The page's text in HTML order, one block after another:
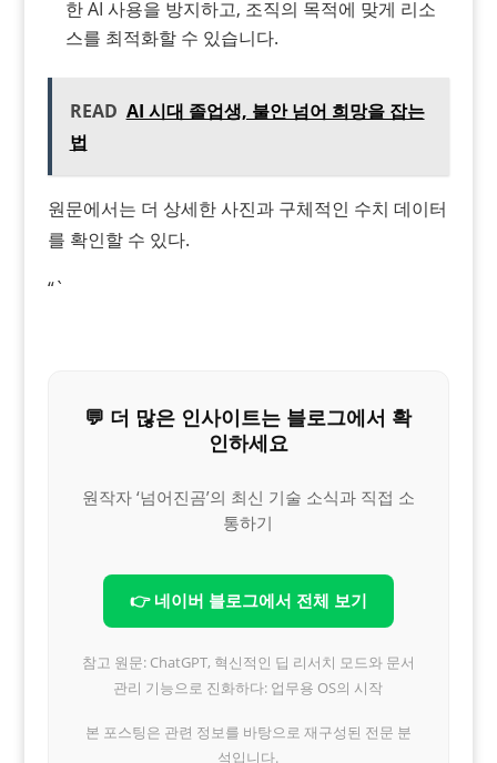
한 AI 사용을 방지하고, 조직의 목적에 맞게 리소
스를 최적화할 수 있습니다.
READ AI 시대 졸업생, 불안 넘어 희망을 잡는
법
원문에서는 더 상세한 사진과 구체적인 수치 데이터
를 확인할 수 있다.
“`
💬 더 많은 인사이트는 블로그에서 확
인하세요
원작자 ‘넘어진곰’의 최신 기술 소식과 직접 소
통하기
👉 네이버 블로그에서 전체 보기
참고 원문: ChatGPT, 혁신적인 딥 리서치 모드와 문서
관리 기능으로 진화하다: 업무용 OS의 시작
본 포스팅은 관련 정보를 바탕으로 재구성된 전문 분
석입니다.